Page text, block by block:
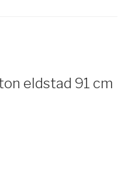
eldstad 91 cm